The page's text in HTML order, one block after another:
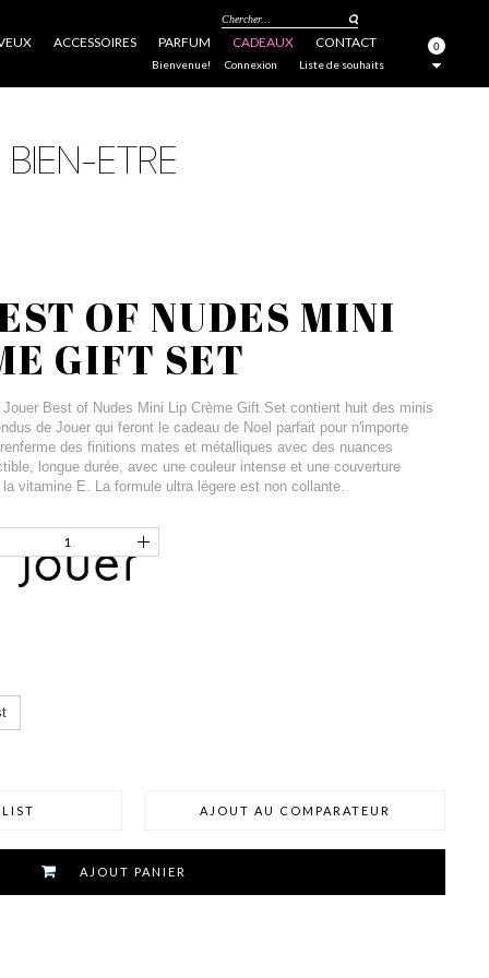
ACCESSOIRES PARFUM CADEAUX CONTACT
Chercher...
0
Liste de souhaits
Bienvenue! Connexion
OF NUDES MINI
GIFT SET
Jouer Best of Nudes Mini Lip Crème Gift Set contient huit des minis
de Jouer qui feront le cadeau de Noel parfait pour n'importe
des finitions mates et métalliques avec des nuances
longue durée, avec une couleur intense et une couverture
vitamine E. La formule ultra légere est non collante.
AJOUT AU COMPARATEUR
AJOUT PANIER